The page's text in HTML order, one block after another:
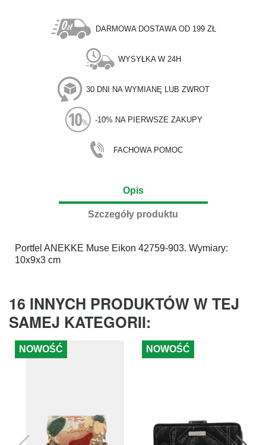
DARMOWA DOSTAWA OD 199 ZŁ
WYSYŁKA W 24H
30 DNI NA WYMIANĘ LUB ZWROT
-10% NA PIERWSZE ZAKUPY
FACHOWA POMOC
Opis
Szczegóły produktu
Portfel ANEKKE Muse Eikon 42759-903. Wymiary:
10x9x3 cm
16 INNYCH PRODUKTÓW W TEJ
SAMEJ KATEGORII:
NOWOŚĆ NOWOŚĆ